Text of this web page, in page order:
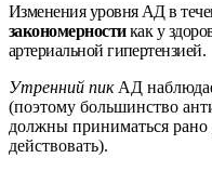
Изменения уровня АД в
закономерностикак у
артериальной гипертензией.
Утренний пикАД
(поэтому большинство
должны приниматься рано
действовать).